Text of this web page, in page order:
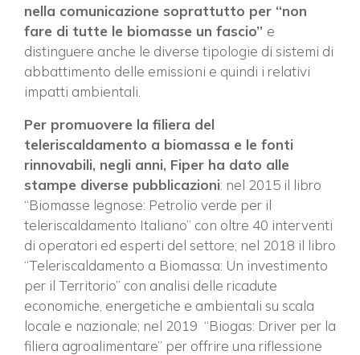
nella comunicazione soprattutto per “non
fare di tutte le biomasse un fascio” e
distinguere anche le diverse tipologie di sistemi di
abbattimento delle emissioni e quindi i relativi
impatti ambientali.
Per promuovere la filiera del
teleriscaldamento a biomassa e le fonti
rinnovabili, negli anni, Fiper ha dato alle
stampe diverse pubblicazioni: nel 2015 il libro
“Biomasse legnose: Petrolio verde per il
teleriscaldamento Italiano” con oltre 40 interventi
di operatori ed esperti del settore; nel 2018 il libro
“Teleriscaldamento a Biomassa: Un investimento
per il Territorio” con analisi delle ricadute
economiche, energetiche e ambientali su scala
locale e nazionale; nel 2019 “Biogas: Driver per la
filiera agroalimentare” per offrire una riflessione